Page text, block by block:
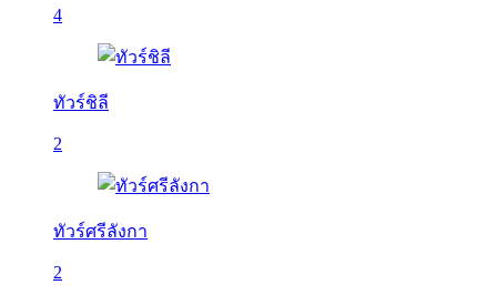
4
ทัวร์ชิลี
2
ทัวร์ศรีลังกา
2